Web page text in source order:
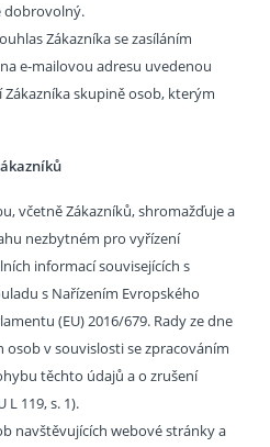
dobrovolný.
Zákazníka se zasíláním
e-mailovou adresu uvedenou
skupině osob, kterým
včetně Zákazníků, shromažďuje a
nezbytném pro vyřízení
informací souvisejících s
s Nařízením Evropského
(EU) 2016/679. Rady ze dne
osob v souvislosti se zpracováním
těchto údajů a o zrušení
L 119, s. 1).
navštěvujících webové stránky a